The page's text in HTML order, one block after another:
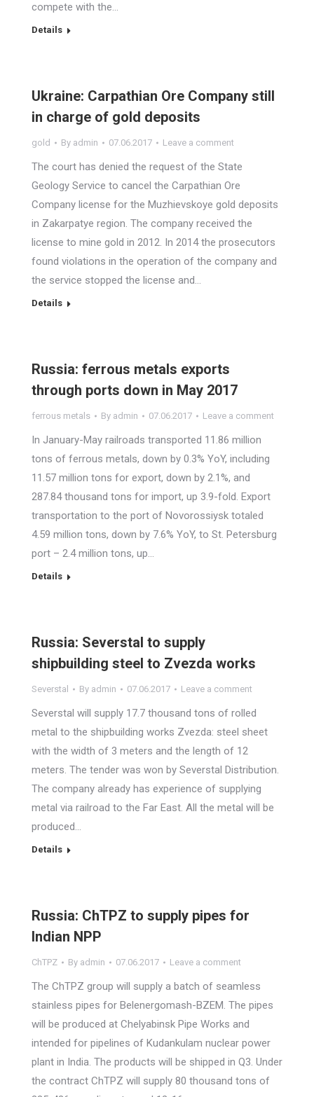
compete with the…
Details
Ukraine: Carpathian Ore Company still
in charge of gold deposits
gold By admin 07.06.2017 Leave a comment
The court has denied the request of the State
Geology Service to cancel the Carpathian Ore
Company license for the Muzhievskoye gold deposits
in Zakarpatye region. The company received the
license to mine gold in 2012. In 2014 the prosecutors
found violations in the operation of the company and
the service stopped the license and…
Details
Russia: ferrous metals exports
through ports down in May 2017
ferrous metals By admin 07.06.2017 Leave a comment
In January-May railroads transported 11.86 million
tons of ferrous metals, down by 0.3% YoY, including
11.57 million tons for export, down by 2.1%, and
287.84 thousand tons for import, up 3.9-fold. Export
transportation to the port of Novorossiysk totaled
4.59 million tons, down by 7.6% YoY, to St. Petersburg
port – 2.4 million tons, up…
Details
Russia: Severstal to supply
shipbuilding steel to Zvezda works
Severstal By admin 07.06.2017 Leave a comment
Severstal will supply 17.7 thousand tons of rolled
metal to the shipbuilding works Zvezda: steel sheet
with the width of 3 meters and the length of 12
meters. The tender was won by Severstal Distribution.
The company already has experience of supplying
metal via railroad to the Far East. All the metal will be
produced…
Details
Russia: ChTPZ to supply pipes for
Indian NPP
ChTPZ By admin 07.06.2017 Leave a comment
The ChTPZ group will supply a batch of seamless
stainless pipes for Belenergomash-BZEM. The pipes
will be produced at Chelyabinsk Pipe Works and
intended for pipelines of Kudankulam nuclear power
plant in India. The products will be shipped in Q3. Under
the contract ChTPZ will supply 80 thousand tons of